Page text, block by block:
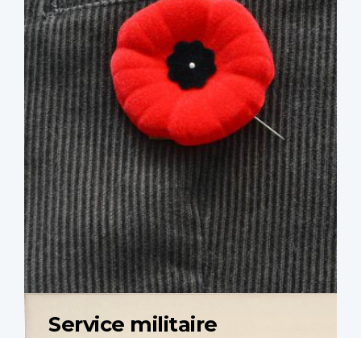
Service militaire